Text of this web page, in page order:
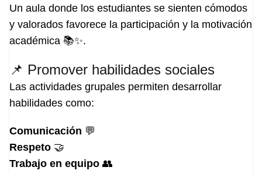
Un aula donde los estudiantes se sienten cómodos
y valorados favorece la participación y la motivación
académica 📚✨.
📌 Promover habilidades sociales
Las actividades grupales permiten desarrollar
habilidades como:
Comunicación 💬
Respeto 🤝
Trabajo en equipo 👥